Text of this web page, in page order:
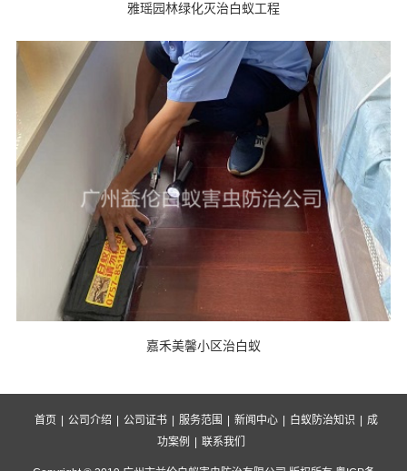
雅瑶园林绿化灭治白蚁工程
嘉禾美馨小区治白蚁
首页 公司介绍 公司证书 服务范围 新闻中心 白蚁防治知识
成
功案例
联系我们